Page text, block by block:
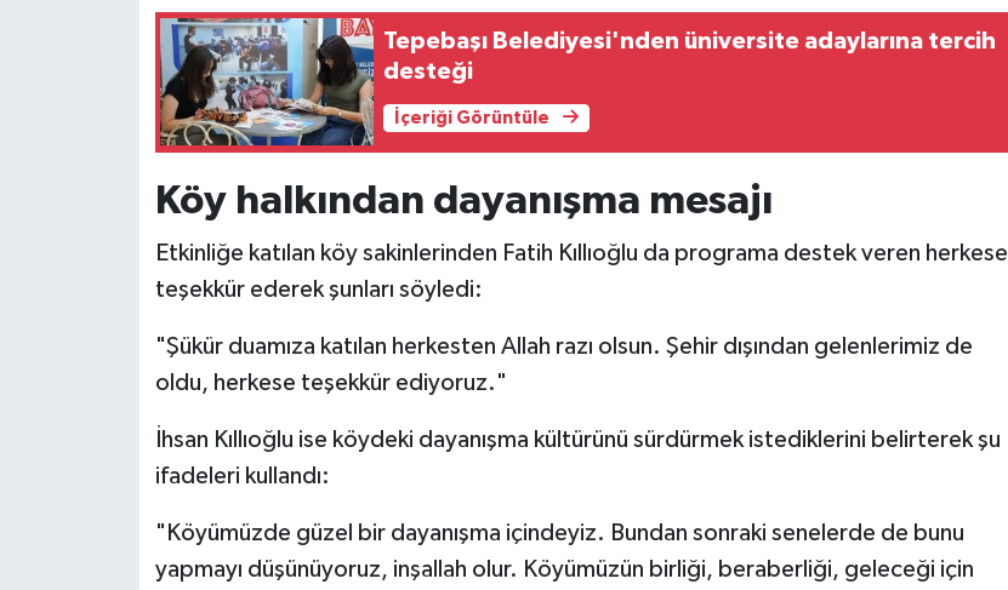
Tepebaşı Belediyesi'nden üniversite adaylarına tercih
desteği
İçeriği Görüntüle
Köy halkından dayanışma mesajı
Etkinliğe katılan köy sakinlerinden Fatih Kıllıoğlu da programa destek veren herkese
teşekkür ederek şunları söyledi:
"Şükür duamıza katılan herkesten Allah razı olsun. Şehir dışından gelenlerimiz de
oldu, herkese teşekkür ediyoruz."
İhsan Kıllıoğlu ise köydeki dayanışma kültürünü sürdürmek istediklerini belirterek şu
ifadeleri kullandı:
"Köyümüzde güzel bir dayanışma içindeyiz. Bundan sonraki senelerde de bunu
yapmayı düşünüyoruz, inşallah olur. Köyümüzün birliği, beraberliği, geleceği için